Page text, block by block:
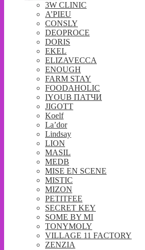
3W CLINIC
A’PIEU
CONSLY
DEOPROCE
DORIS
EKEL
ELIZAVECCA
ENOUGH
FARM STAY
FOODAHOLIC
IYOUB ПАТЧИ
JIGOTT
Koelf
La’dor
Lindsay
LION
MASIL
MEDB
MISE EN SCENE
MISTIC
MIZON
PETITFEE
SECRET KEY
SOME BY MI
TONYMOLY
VILLAGE 11 FACTORY
ZENZIA